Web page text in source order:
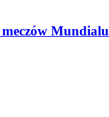
Mundialu